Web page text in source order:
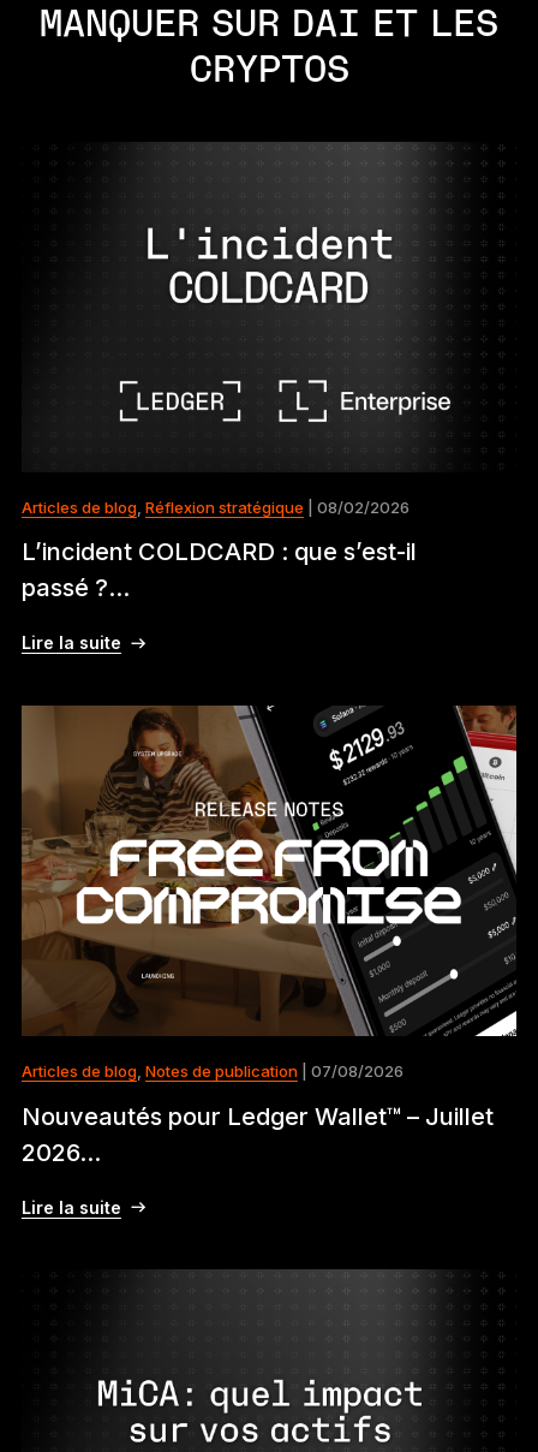
MANQUER SUR DAI ET LES
CRYPTOS
Articles de blog, Réflexion stratégique | 08/02/2026
L’incident COLDCARD : que s’est-il
passé ?...
Lire la suite
Articles de blog, Notes de publication| 07/08/2026
Nouveautés pour Ledger Wallet™ – Juillet
2026...
Lire la suite